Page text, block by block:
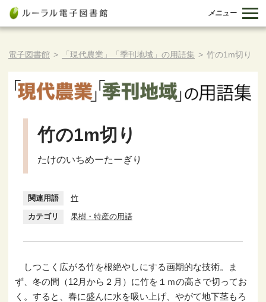
メニュー
電子図書館 > 「現代農業」「季刊地域」の用語集 > 竹の1m切り
竹の1m切り
たけのいちめーたーぎり
関連用語 竹
カテゴリ 果樹・特産の用語
しつこく広がる竹を根絶やしにする画期的な技術。ま
ず、冬の間（12月から２月）に竹を１ｍの高さで切ってお
く。すると、春に盛んに水を吸い上げ、やがて地下茎もろ